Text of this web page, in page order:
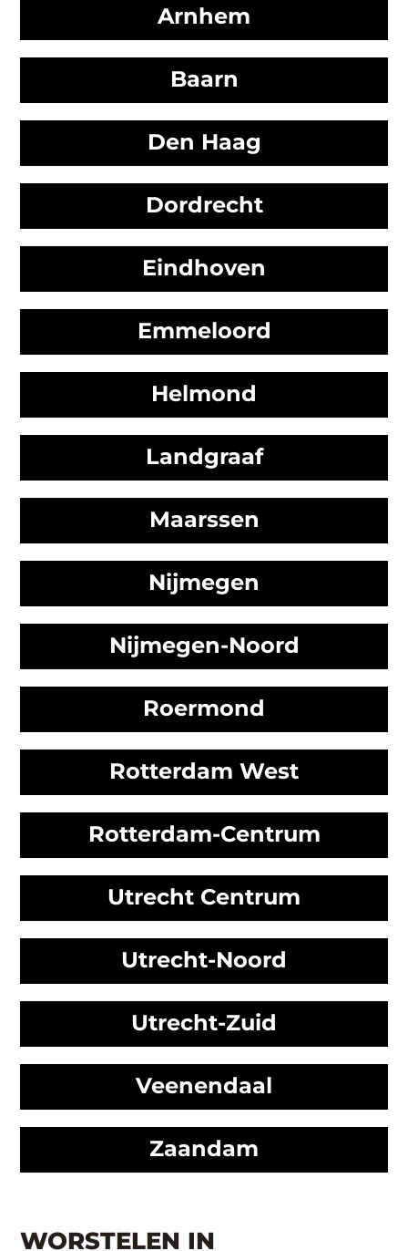
Arnhem
Baarn
Den Haag
Dordrecht
Eindhoven
Emmeloord
Helmond
Landgraaf
Maarssen
Nijmegen
Nijmegen-Noord
Roermond
Rotterdam West
Rotterdam-Centrum
Utrecht Centrum
Utrecht-Noord
Utrecht-Zuid
Veenendaal
Zaandam
WORSTELEN IN